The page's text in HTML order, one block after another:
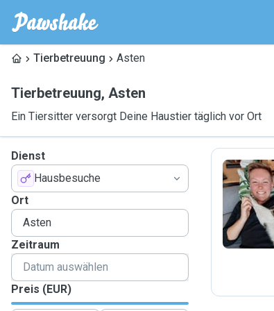
Tierbetreuung Asten
Tierbetreuung, Asten
Ein Tiersitter versorgt Deine Haustier täglich vor Ort
Dienst
Hausbesuche
Ort
Zeitraum
Preis (EUR)
J